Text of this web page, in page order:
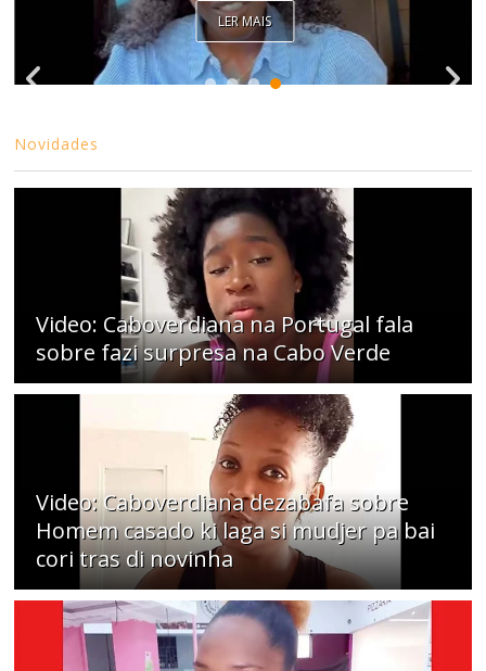
LER MAIS
Novidades
Video: Caboverdiana na Portugal fala
sobre fazi surpresa na Cabo Verde
Video: Caboverdiana dezabafa sobre
Homem casado ki laga si mudjer pa bai
cori tras di novinha